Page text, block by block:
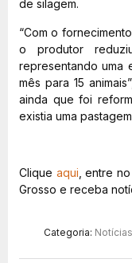
de silagem.
“Com o
o produtor
representando uma
mês para 15
ainda que foi
existia uma
Clique aqui , entre
Grosso e receba
Categoria: